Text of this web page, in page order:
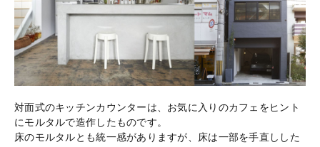
対面式のキッチンカウンターは、お気に入りのカフェをヒント
にモルタルで造作したものです。
床のモルタルとも統一感がありますが、床は一部を手直しした